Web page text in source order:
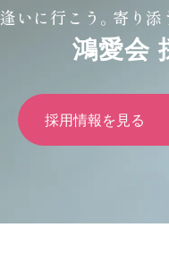
逢いに行こう。寄り添
鴻愛会
採用情報を見る